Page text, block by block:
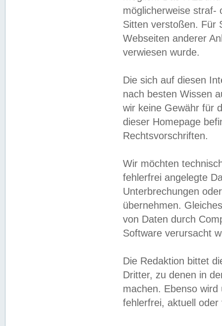
möglicherweise straf-
Sitten verstoßen. Für
Webseiten anderer
verwiesen wurde.
Die sich auf diesen
nach besten Wissen
wir keine Gewähr für
dieser Homepage
Rechtsvorschriften.
Wir möchten
fehlerfrei angelegte
Unterbrechungen
übernehmen.
von Daten durch
Software verursacht
Die Redaktion bittet
Dritter, zu denen in
machen. Ebenso
fehlerfrei, aktuell oder